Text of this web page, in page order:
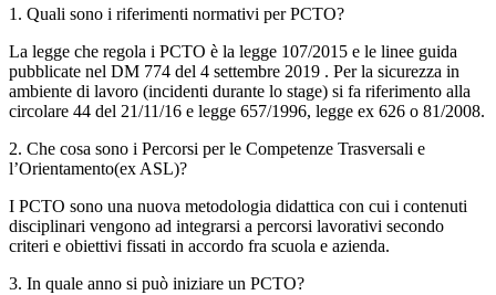
1. Quali sono i riferimenti normativi per PCTO?
La legge che regola i PCTO è la legge 107/2015 e le linee guida
pubblicate nel DM 774 del 4 settembre 2019 . Per la sicurezza in
ambiente di lavoro (incidenti durante lo stage) si fa riferimento alla
circolare 44 del 21/11/16 e legge 657/1996, legge ex 626 o 81/2008.
2. Che cosa sono i Percorsi per le Competenze Trasversali e
l’Orientamento(ex ASL)?
I PCTO sono una nuova metodologia didattica con cui i contenuti
disciplinari vengono ad integrarsi a percorsi lavorativi secondo
criteri e obiettivi fissati in accordo fra scuola e azienda.
3. In quale anno si può iniziare un PCTO?